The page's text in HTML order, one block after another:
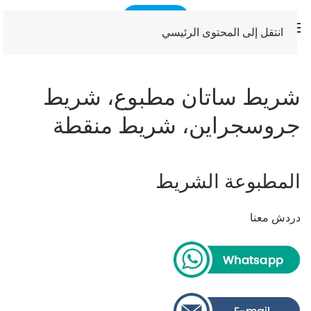
انتقل إلى المحتوى الرئيسي
شريط ساتان مطبوع، شريط
جروسجراين، شريط منقطة
المطبوعة الشريط
دردش معنا